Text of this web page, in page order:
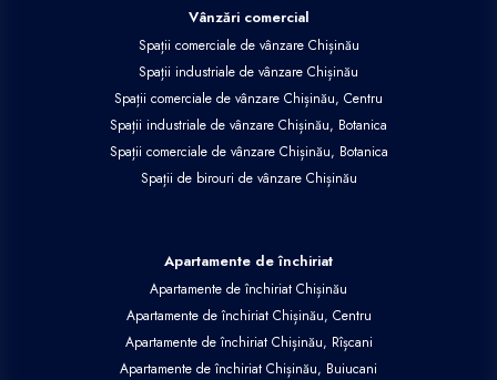
Vânzări comercial
Spații comerciale de vânzare Chișinău
Spații industriale de vânzare Chișinău
Spații comerciale de vânzare Chișinău, Centru
Spații industriale de vânzare Chișinău, Botanica
Spații comerciale de vânzare Chișinău, Botanica
Spații de birouri de vânzare Chișinău
Apartamente de închiriat
Apartamente de închiriat Chișinău
Apartamente de închiriat Chișinău, Centru
Apartamente de închiriat Chișinău, Rîșcani
Apartamente de închiriat Chișinău, Buiucani